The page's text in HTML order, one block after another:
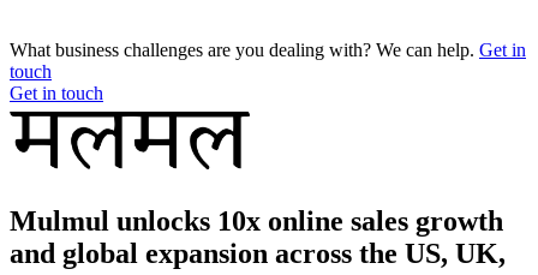
What business challenges are you dealing with? We can help. Get in
touch
Get in touch
Mulmul unlocks 10x online sales growth
and global expansion across the US, UK,